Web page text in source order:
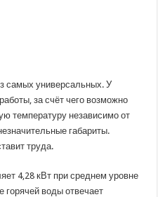
самых универсальных. У
за счёт чего возможно
температуру независимо от
габариты.
труда.
4,28 кВт при среднем уровне
горячей воды отвечает